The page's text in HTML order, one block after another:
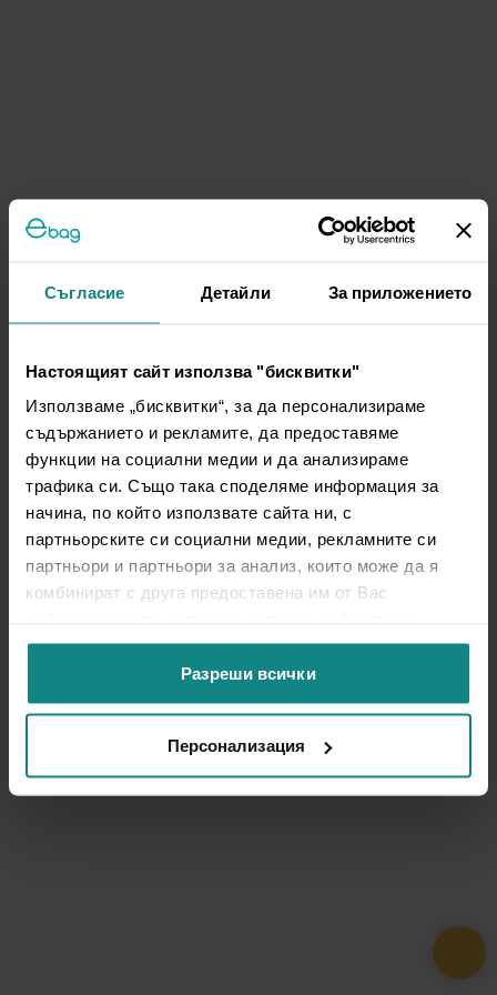
Съгласие Детайли За приложението
Настоящият сайт използва "бисквитки"
Използваме „бисквитки“, за да персонализираме
съдържанието и рекламите, да предоставяме
функции на социални медии и да анализираме
трафика си. Също така споделяме информация за
начина, по който използвате сайта ни, с
партньорските си социални медии, рекламните си
партньори и партньори за анализ, които може да я
комбинират с друга предоставена им от Вас
ползването от Ваша страна на услугите им.
Разреши всички
Персонализация